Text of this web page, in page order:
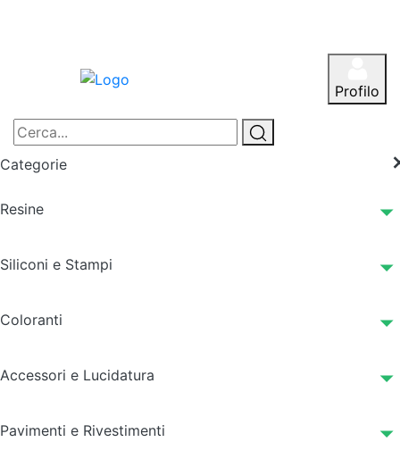
Profilo
Categorie
Resine
Siliconi e Stampi
Coloranti
Accessori e Lucidatura
Pavimenti e Rivestimenti